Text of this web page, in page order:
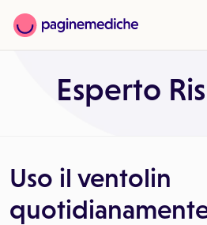
Esperto
Uso il ventolin